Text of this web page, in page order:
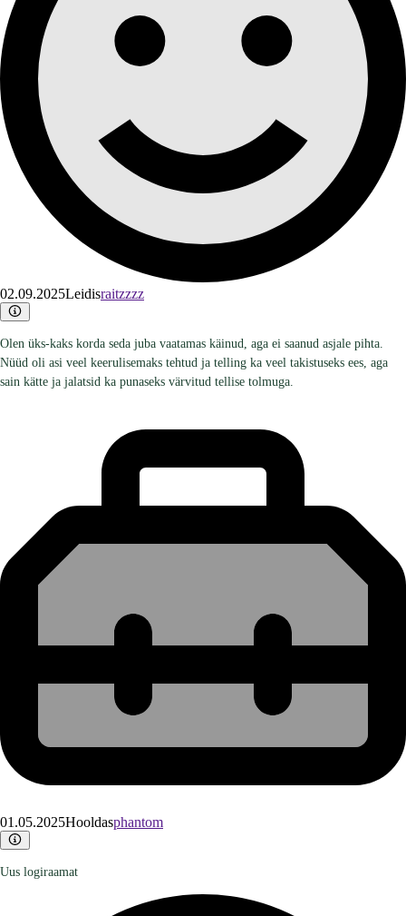
02.09.2025Leidisraitzzzz
Olen üks-kaks korda seda juba vaatamas käinud, aga ei saanud asjale pihta.
Nüüd oli asi veel keerulisemaks tehtud ja telling ka veel takistuseks ees, aga
sain kätte ja jalatsid ka punaseks värvitud tellise tolmuga.
01.05.2025Hooldasphantom
Uus logiraamat